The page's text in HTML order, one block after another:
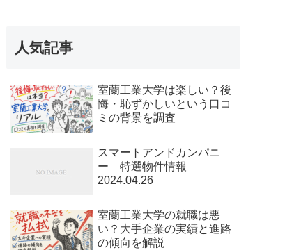
人気記事
室蘭工業大学は楽しい？後
悔・恥ずかしいという口コ
ミの背景を調査
スマートアンドカンパニ
ー 特選物件情報
2024.04.26
室蘭工業大学の就職は悪
い？大手企業の実績と進路
の傾向を解説